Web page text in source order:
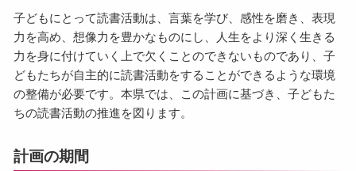
子どもにとって読書活動は、言葉を学び、感性を磨き、表現
力を高め、想像力を豊かなものにし、人生をより深く生きる
力を身に付けていく上で欠くことのできないものであり、子
どもたちが自主的に読書活動をすることができるような環境
の整備が必要です。本県では、この計画に基づき、子どもた
ちの読書活動の推進を図ります。
計画の期間